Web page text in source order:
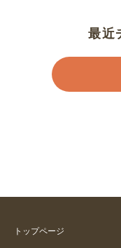
最近
トップページ